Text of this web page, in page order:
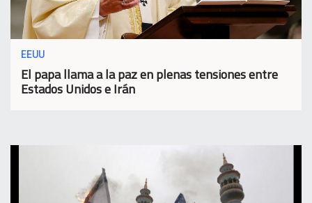
EEUU
El papa llama a la paz en plenas tensiones entre
Estados Unidos e Irán